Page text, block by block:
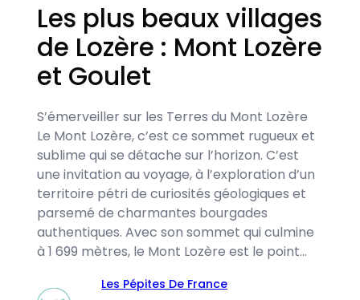
Les plus beaux villages
de Lozère : Mont Lozère
et Goulet
S’émerveiller sur les Terres du Mont Lozère
Le Mont Lozère, c’est ce sommet rugueux et
sublime qui se détache sur l’horizon. C’est
une invitation au voyage, à l’exploration d’un
territoire pétri de curiosités géologiques et
parsemé de charmantes bourgades
authentiques. Avec son sommet qui culmine
à 1 699 mètres, le Mont Lozère est le point…
Les Pépites De France